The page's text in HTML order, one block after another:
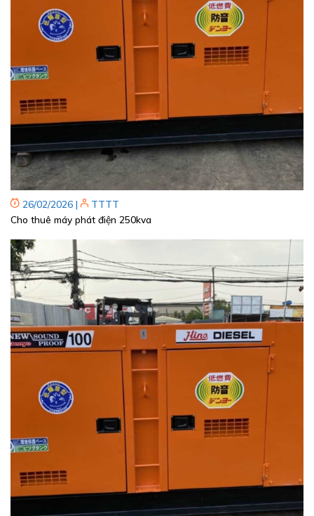
26/02/2026 |
TTTT
Cho thuê máy phát điện 250kva